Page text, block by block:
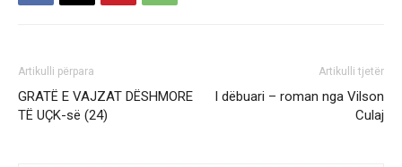
Artikulli përpara
GRATË E VAJZAT DËSHMORE
TË UÇK-së (24)
Artikulli tjetër
I dëbuari – roman nga Vilson
Culaj